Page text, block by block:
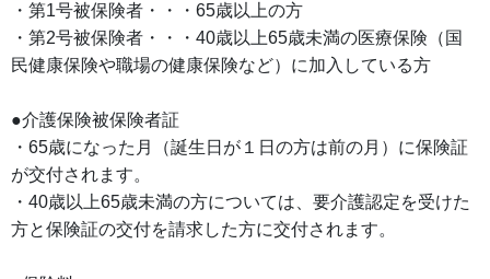
・第1号被保険者・・・65歳以上の方
・第2号被保険者・・・40歳以上65歳未満の医療保険（国
民健康保険や職場の健康保険など）に加入している方
●介護保険被保険者証
・65歳になった月（誕生日が１日の方は前の月）に保険証
が交付されます。
・40歳以上65歳未満の方については、要介護認定を受けた
方と保険証の交付を請求した方に交付されます。